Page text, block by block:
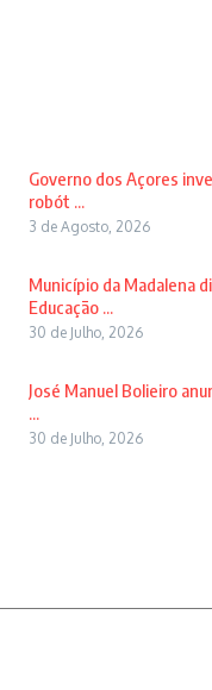
Governo dos Açores
robót ...
3 de Agosto, 2026
Município da Madalena
Educação ...
30 de Julho, 2026
José Manuel Bolieiro
...
30 de Julho, 2026